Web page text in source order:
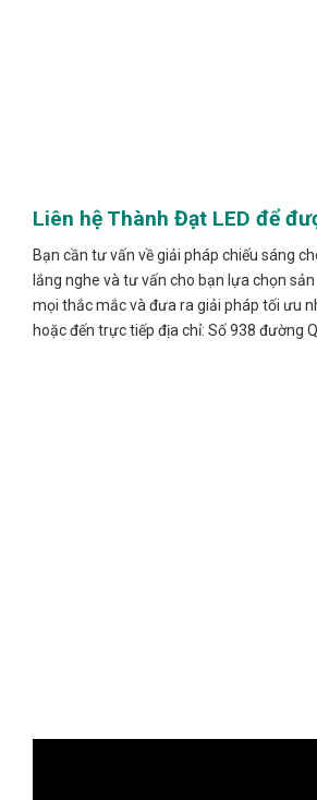
Liên hệ Thành Đạt LED để
Bạn cần tư vấn về giải pháp chiếu sáng
lắng nghe và tư vấn cho bạn lựa chọn
mọi thắc mắc và đưa ra giải pháp tối ưu
hoặc đến trực tiếp địa chỉ: Số 938 đường